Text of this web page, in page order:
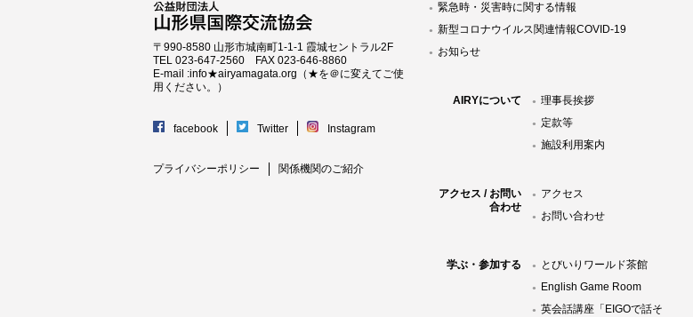
〒990-8580 山形市城南町1-1-1 霞城セントラル2F
TEL 023-647-2560 FAX 023-646-8860
E-mail :info★airyamagata.org（★を＠に変えてご使
用ください。）
facebook Twitter Instagram
プライバシーポリシー 関係機関のご紹介
緊急時・災害時に関する情報
新型コロナウイルス関連情報COVID-19
お知らせ
AIRYについて
理事長挨拶
定款等
施設利用案内
アクセス / お問い
合わせ
アクセス
お問い合わせ
学ぶ・参加する
とびいりワールド茶館
English Game Room
英会話講座「EIGOで話そ